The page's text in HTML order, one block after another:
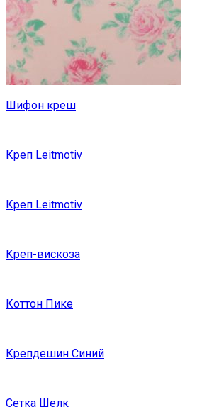
Шифон креш
Креп Leitmotiv
Креп Leitmotiv
Креп-вискоза
Коттон Пике
Крепдешин Синий
Сетка Шелк